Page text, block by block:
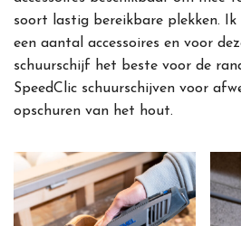
soort lastig bereikbare plekken. Ik
een aantal accessoires en voor
schuurschijf het beste voor de
SpeedClic schuurschijven voor
opschuren van het hout.